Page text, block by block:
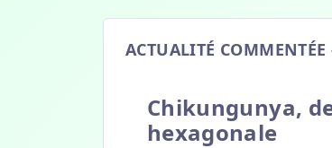
ACTUALITÉ
Chikungunya,
hexagonale